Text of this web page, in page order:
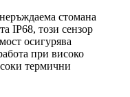
стомана
IP68, този сензор
осигурява
при високо
термични